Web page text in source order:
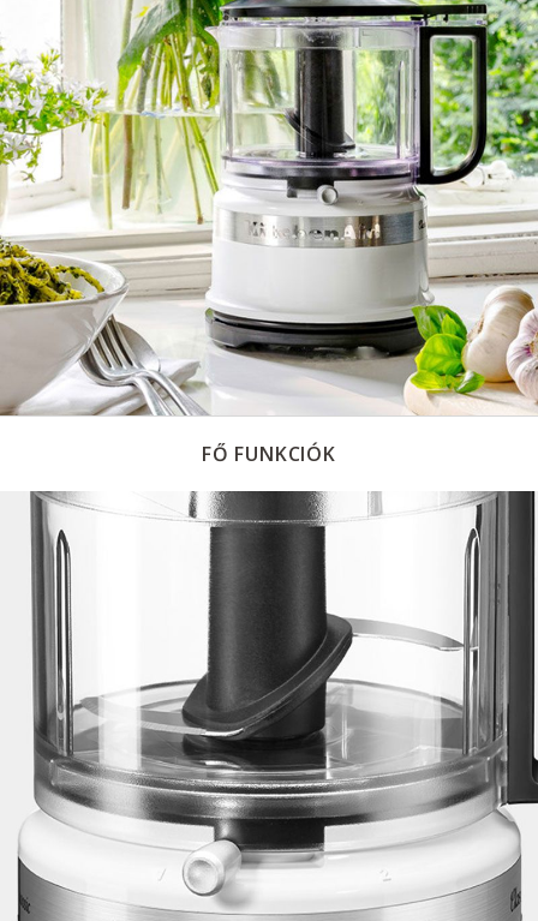
FŐ FUNKCIÓK